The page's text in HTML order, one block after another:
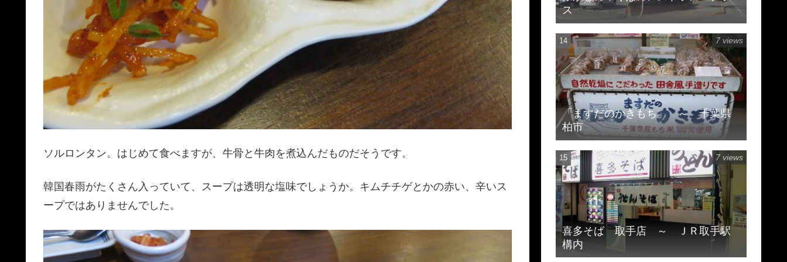
ソルロンタン。はじめて食べますが、牛骨と牛肉を煮込んだものだそうです。
韓国春雨がたくさん入っていて、スープは透明な塩味でしょうか。キムチチゲとかの赤い、辛いス
ープではありませんでした。
ス
「ますだのかきもち」 ～ 千葉県
柏市
7 views
喜多そば 取手店 ～ ＪＲ取手駅
構内
7 views